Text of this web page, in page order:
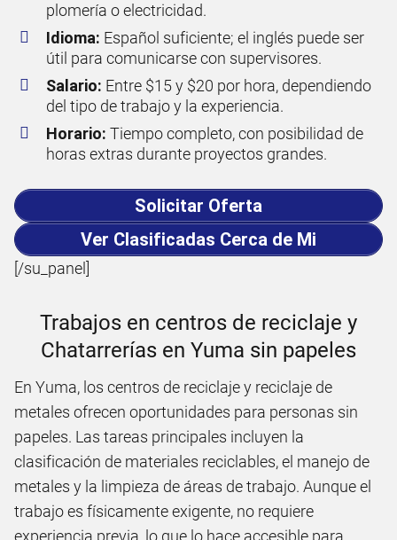
plomería o electricidad.
Idioma: Español suficiente; el inglés puede ser
útil para comunicarse con supervisores.
Salario: Entre $15 y $20 por hora, dependiendo
del tipo de trabajo y la experiencia.
Horario: Tiempo completo, con posibilidad de
horas extras durante proyectos grandes.
Solicitar Oferta
Ver Clasificadas Cerca de Mi
[/su_panel]
Trabajos en centros de reciclaje y
Chatarrerías en Yuma sin papeles
En Yuma, los centros de reciclaje y reciclaje de
metales ofrecen oportunidades para personas sin
papeles. Las tareas principales incluyen la
clasificación de materiales reciclables, el manejo de
metales y la limpieza de áreas de trabajo. Aunque el
trabajo es físicamente exigente, no requiere
experiencia previa, lo que lo hace accesible para